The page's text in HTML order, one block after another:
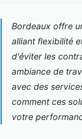
Bordeaux offre
alliant flexibilité
d'éviter les
ambiance de
avec des
comment ces
votre